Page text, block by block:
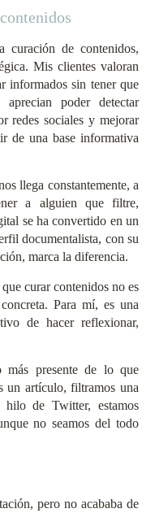
curación de contenidos,
Mis clientes valoran
informados sin tener que
poder detectar
redes sociales y mejorar
de una base informativa
llega constantemente, a
a alguien que filtre,
se ha convertido en un
documentalista, con su
marca la diferencia.
curar contenidos no es
Para mí, es una
de hacer reflexionar,
más presente de lo que
un artículo, filtramos una
de Twitter, estamos
no seamos del todo
pero no acababa de